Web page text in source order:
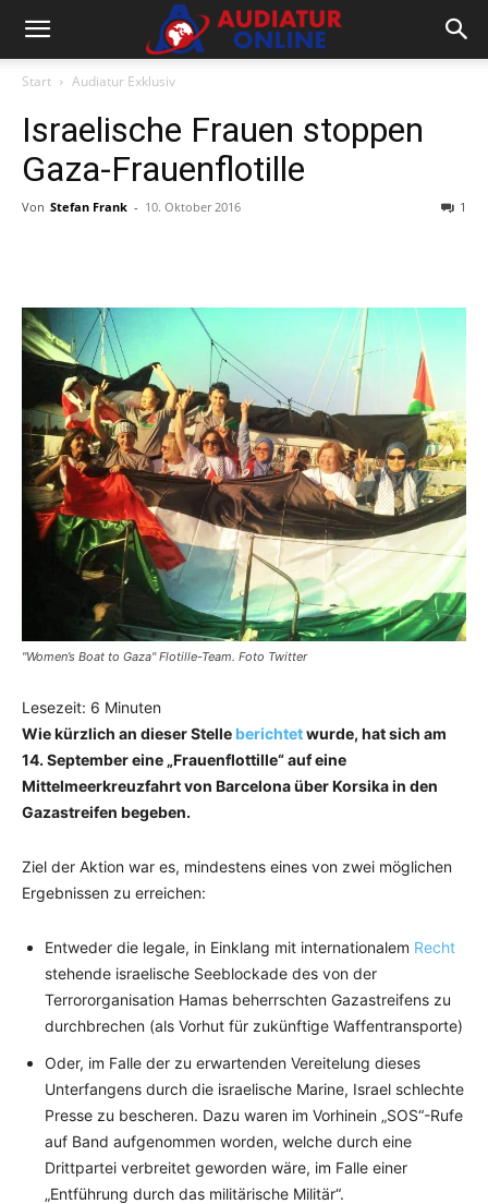
Start Audiatur Exklusiv
Israelische Frauen stoppen
Gaza-Frauenflotille
Von Stefan Frank - 10. Oktober 2016 1
"Women’s Boat to Gaza" Flotille-Team. Foto Twitter
Lesezeit: 6 Minuten
Wie kürzlich an dieser Stelle berichtetwurde, hat sich am
14. September eine „Frauenflottille“ auf eine
Mittelmeerkreuzfahrt von Barcelona über Korsika in den
Gazastreifen begeben.
Ziel der Aktion war es, mindestens eines von zwei möglichen
Ergebnissen zu erreichen:
Entweder die legale, in Einklang mit internationalem Recht
stehende israelische Seeblockade des von der
Terrororganisation Hamas beherrschten Gazastreifens zu
durchbrechen (als Vorhut für zukünftige Waffentransporte)
Oder, im Falle der zu erwartenden Vereitelung dieses
Unterfangens durch die israelische Marine, Israel schlechte
Presse zu bescheren. Dazu waren im Vorhinein „SOS“-Rufe
auf Band aufgenommen worden, welche durch eine
Drittpartei verbreitet geworden wäre, im Falle einer
„Entführung durch das militärische Militär“.